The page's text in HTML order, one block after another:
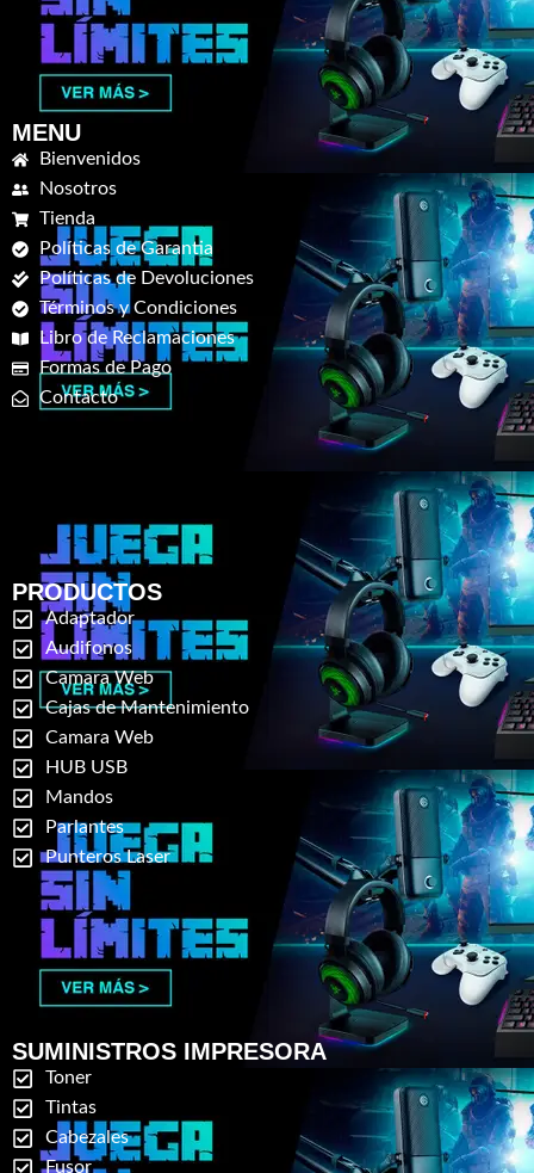
MENU
Bienvenidos
Nosotros
Tienda
Políticas de Garantia
Políticas de Devoluciones
Términos y Condiciones
Libro de Reclamaciones
Formas de Pago
Contacto
PRODUCTOS
Adaptador
Audifonos
Camara Web
Cajas de Mantenimiento
Camara Web
HUB USB
Mandos
Parlantes
Punteros Laser
SUMINISTROS IMPRESORA
Toner
Tintas
Cabezales
Fusor